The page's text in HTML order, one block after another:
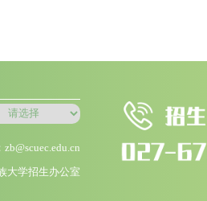
大学招生办公室